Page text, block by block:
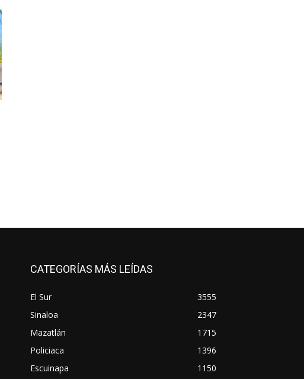
CATEGORÍAS MÁS LEÍDAS
El Sur
3555
Sinaloa
2347
Mazatlán
1715
Policiaca
1396
Escuinapa
1150